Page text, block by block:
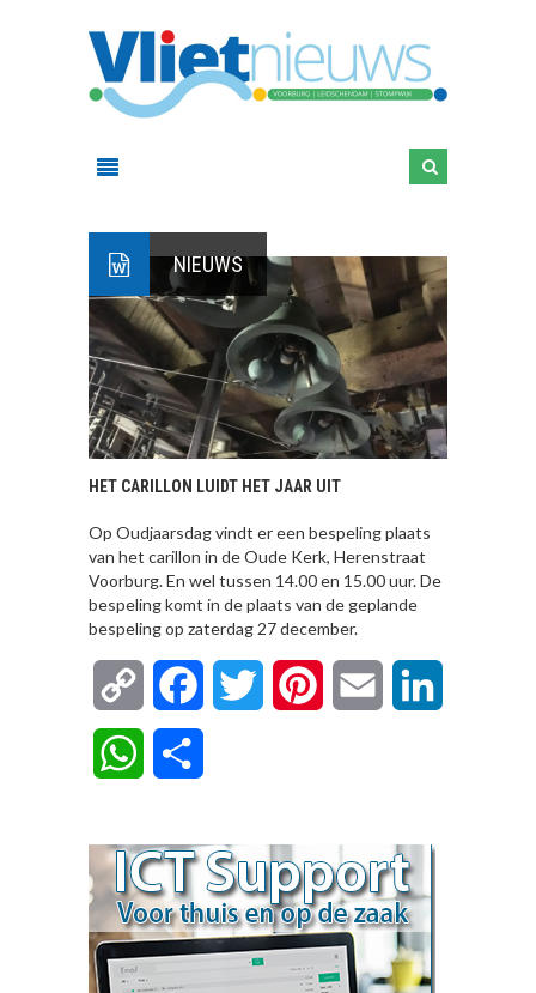
NIEUWS
HET CARILLON LUIDT HET JAAR UIT
Op Oudjaarsdag vindt er een bespeling plaats
van het carillon in de Oude Kerk, Herenstraat
Voorburg. En wel tussen 14.00 en 15.00 uur. De
bespeling komt in de plaats van de geplande
bespeling op zaterdag 27 december.
Copy
Link
FacebookTwitter Pinterest Email
WhatsApp